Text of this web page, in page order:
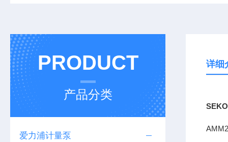
PRODUCT
产品分类
爱力浦计量泵
详细